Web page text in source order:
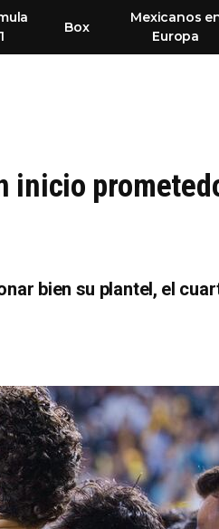
1
Box
Mexicanos
Europa
inicio
bien su plantel, el